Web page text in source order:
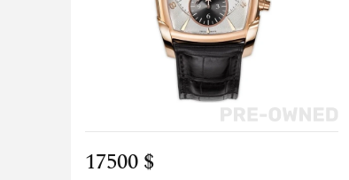
17500 $